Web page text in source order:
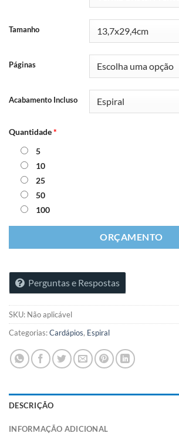
Tamanho
Páginas
Acabamento Incluso
Quantidade*
5
10
25
50
100
ORÇAMENTO
Perguntas e Respostas
SKU: Não aplicável
Categorias:Cardápios, Espiral
DESCRIÇÃO
INFORMAÇÃO ADICIONAL